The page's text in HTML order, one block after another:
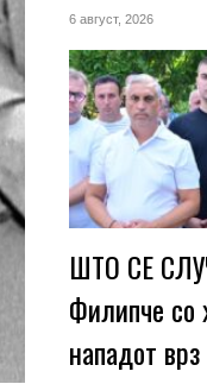
6 август, 2026
ШТО СЕ
Филипче со
нападот